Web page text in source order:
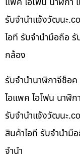
รับจํานําแจ้งวัฒนะ
ไอที รับจำนำมือถือ
กล้อง
รับจำนำนาฬิกาจีช็อ
ไอแพค ไอโฟน นาฬิ
รับจํานําแจ้งวัฒนะ
สินค้าไอที รับจำนำมื
จำนำ